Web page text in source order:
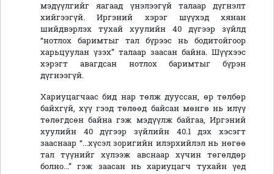
мэдүүлгийг яагаад үнэлээгүй талаар дүгнэлт
хийгээгүй. Иргэний хэрэг шүүхэд хянан
шийдвэрлэх тухай хуулийн 40 дүгээр зүйлд
“нотлох баримтыг тал бүрээс нь бодитойгоор
харьцуулан үзэх” талаар заасан байна. Шүүхээс
хэрэгт авагдсан нотлох баримтыг бүрэн
дүгнээгүй.
Хариуцагчаас бид нар төлж дууссан, өр төлбөр
байхгүй, хүү гээд төлөөд байсан мөнгө нь илүү
төлөгдсөн байна гэж мэдүүлж байгаа, Иргэний
хуулийн 40 дүгээр зүйлийн 40.1 дэх хэсэгт
зааснаар “...хүсэл зоригийн илэрхийлэл нь нөгөө
тал түүнийг хүлээж авснаар хүчин төгөлдөр
болно...” гэж заасан нь хариуцагч тухайн үед